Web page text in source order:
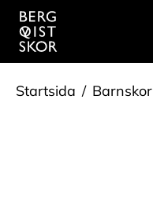
Startsida Barnskor